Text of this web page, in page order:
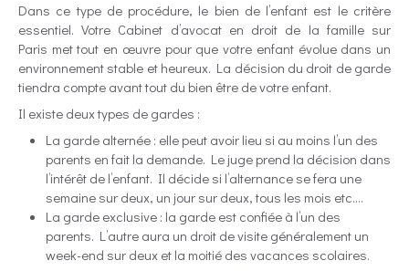
Dans ce type de procédure, le bien de l’enfant est le critère
essentiel. Votre Cabinet d’avocat en droit de la famille sur
Paris met tout en œuvre pour que votre enfant évolue dans un
environnement stable et heureux. La décision du droit de garde
tiendra compte avant tout du bien être de votre enfant.
Il existe deux types de gardes :
La garde alternée : elle peut avoir lieu si au moins l’un des
parents en fait la demande. Le juge prend la décision dans
l’intérêt de l’enfant. Il décide si l’alternance se fera une
semaine sur deux, un jour sur deux, tous les mois etc.…
La garde exclusive : la garde est confiée à l’un des
parents. L’autre aura un droit de visite généralement un
week-end sur deux et la moitié des vacances scolaires.